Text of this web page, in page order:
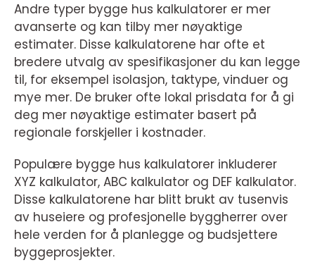
Andre typer bygge hus kalkulatorer er mer
avanserte og kan tilby mer nøyaktige
estimater. Disse kalkulatorene har ofte et
bredere utvalg av spesifikasjoner du kan legge
til, for eksempel isolasjon, taktype, vinduer og
mye mer. De bruker ofte lokal prisdata for å gi
deg mer nøyaktige estimater basert på
regionale forskjeller i kostnader.
Populære bygge hus kalkulatorer inkluderer
XYZ kalkulator, ABC kalkulator og DEF kalkulator.
Disse kalkulatorene har blitt brukt av tusenvis
av huseiere og profesjonelle byggherrer over
hele verden for å planlegge og budsjettere
byggeprosjekter.